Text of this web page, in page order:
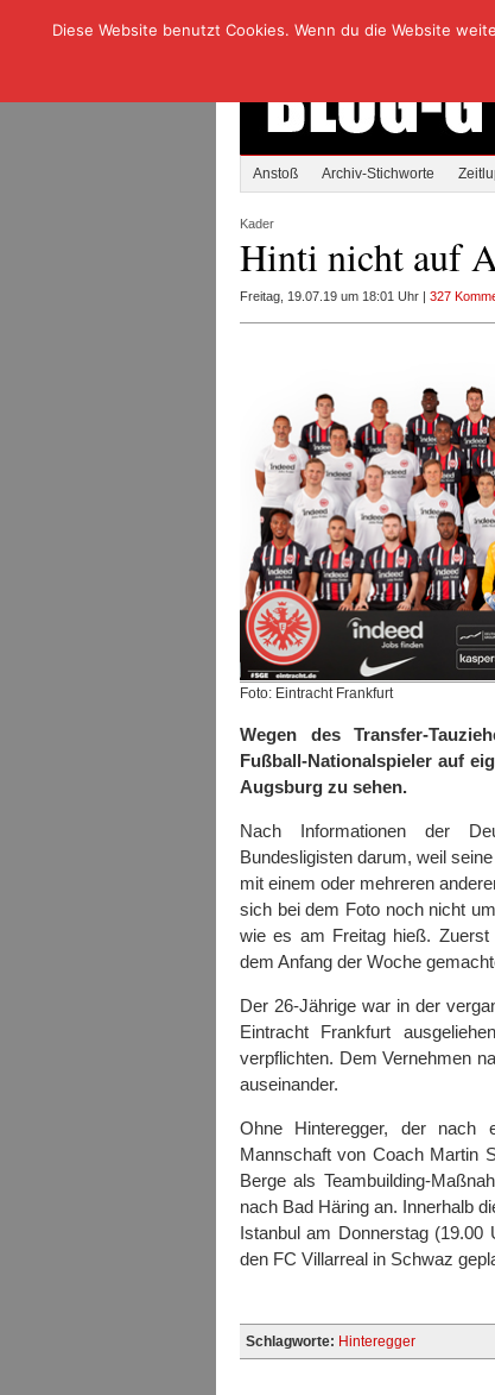
Anstoß Archiv-Stichworte
Kader
Hinti nicht auf
Freitag, 19.07.19 um 18:01 Uhr | 327
Foto: Eintracht Frankfurt
Wegen des Transfer-
Fußball-Nationalspieler auf
Augsburg zu sehen.
Nach Informationen der
Bundesligisten darum, weil
mit einem oder mehreren
sich bei dem Foto noch nicht
wie es am Freitag hieß. Zuerst
dem Anfang der Woche
Der 26-Jährige war in der
Eintracht Frankfurt
verpflichten. Dem Vernehmen
auseinander.
Ohne Hinteregger, der nach
Mannschaft von Coach Martin
Berge als Teambuilding-
nach Bad Häring an. Innerhalb
Istanbul am Donnerstag (19.00
den FC Villarreal in Schwaz
Schlagworte: Hinteregger
Diese Website benutzt Cookies. Wenn du die Website